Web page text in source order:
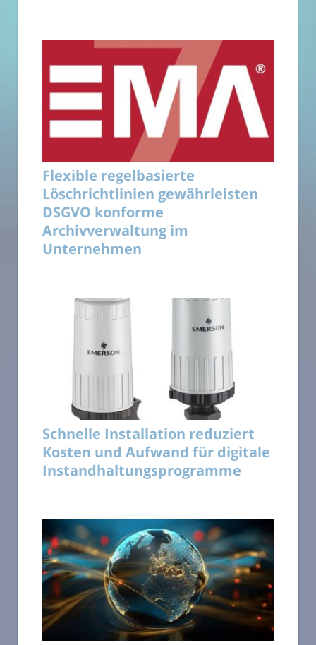
Flexible regelbasierte
Löschrichtlinien gewährleisten
DSGVO konforme
Archivverwaltung im
Unternehmen
Schnelle Installation reduziert
Kosten und Aufwand für digitale
Instandhaltungsprogramme